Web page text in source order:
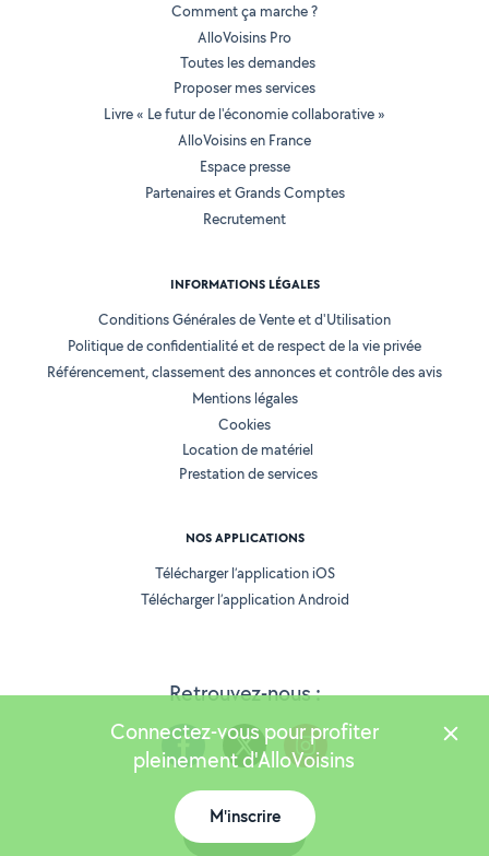
Retrouvez-nous :
Comment ça marche ?
AlloVoisins Pro
Toutes les demandes
Proposer mes services
Livre « Le futur de l'économie collaborative »
AlloVoisins en France
Espace presse
Partenaires et Grands Comptes
Recrutement
INFORMATIONS LÉGALES
Conditions Générales de Vente et d'Utilisation
Politique de confidentialité et de respect de la vie privée
Référencement, classement des annonces et contrôle des avis
Mentions légales
Cookies
Location de matériel
Prestation de services
NOS APPLICATIONS
Télécharger l’application iOS
Télécharger l’application Android
Version 25.5.3
Connectez-vous pour profiter
pleinement d'AlloVoisins
M'inscrire